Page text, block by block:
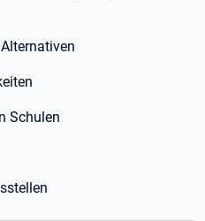
Schulen